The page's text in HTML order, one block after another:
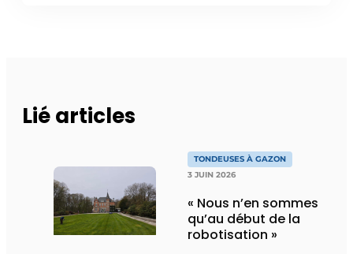
Lié articles
TONDEUSES À GAZON
3 JUIN 2026
« Nous n’en sommes
qu’au début de la
robotisation »